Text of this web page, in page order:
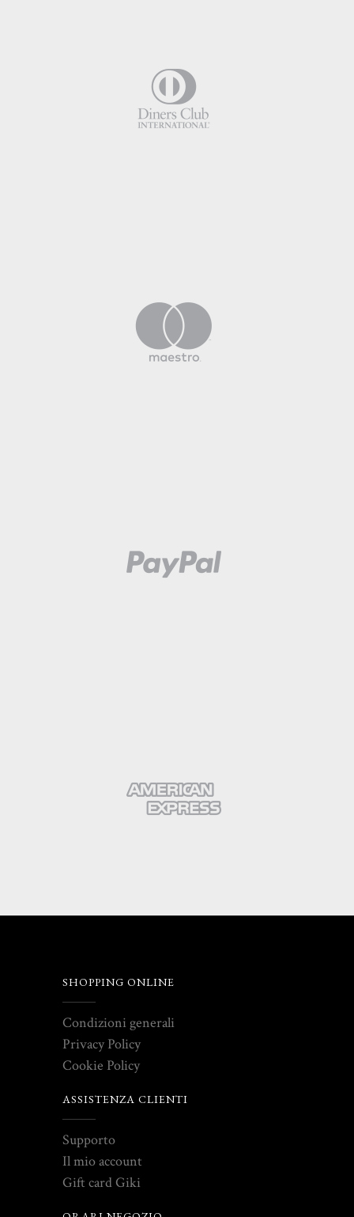
SHOPPING ONLINE
Condizioni generali
Privacy Policy
Cookie Policy
ASSISTENZA CLIENTI
Supporto
Il mio account
Gift card Giki